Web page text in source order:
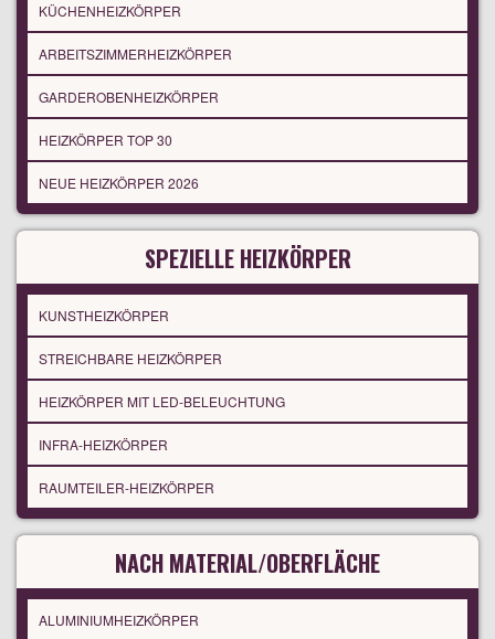
KÜCHENHEIZKÖRPER
ARBEITSZIMMERHEIZKÖRPER
GARDEROBENHEIZKÖRPER
HEIZKÖRPER TOP 30
NEUE HEIZKÖRPER 2026
SPEZIELLE HEIZKÖRPER
KUNSTHEIZKÖRPER
STREICHBARE HEIZKÖRPER
HEIZKÖRPER MIT LED-BELEUCHTUNG
INFRA-HEIZKÖRPER
RAUMTEILER-HEIZKÖRPER
NACH MATERIAL/OBERFLÄCHE
ALUMINIUMHEIZKÖRPER